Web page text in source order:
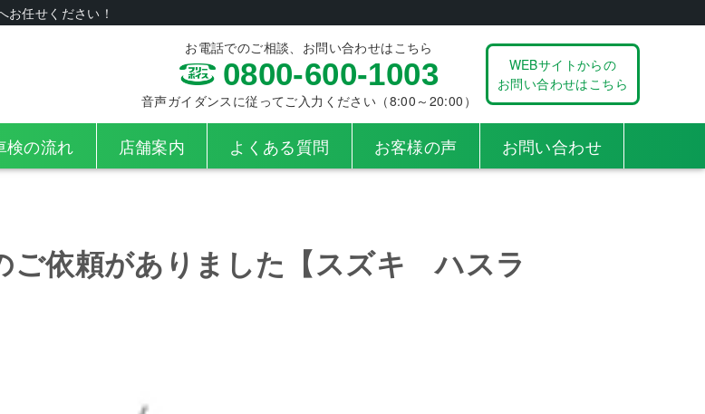
任せください！
お電話でのご相談、お問い合わせはこちら
0800-600-1003
音声ガイダンスに従ってご入力ください（8:00～20:00）
WEBサイトからの
お問い合わせはこちら
検の流れ 店舗案内 よくある質問 お客様の声 お問い合わせ
ご依頼がありました【スズキ ハスラ